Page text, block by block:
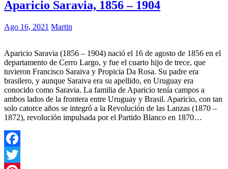
Aparicio Saravia, 1856 – 1904
Ago 16, 2021 Martin
Aparicio Saravia (1856 – 1904) nació el 16 de agosto de 1856 en el
departamento de Cerro Largo, y fue el cuarto hijo de trece, que
tuvieron Francisco Saraiva y Propicia Da Rosa. Su padre era
brasilero, y aunque Saraiva era su apellido, en Uruguay era
conocido como Saravia. La familia de Aparicio tenía campos a
ambos lados de la frontera entre Uruguay y Brasil. Aparicio, con tan
solo catorce años se integró a la Revolución de las Lanzas (1870 –
1872), revolución impulsada por el Partido Blanco en 1870…
Facebook